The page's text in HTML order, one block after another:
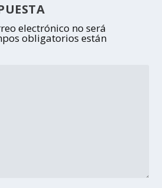
electrónico no será
obligatorios están